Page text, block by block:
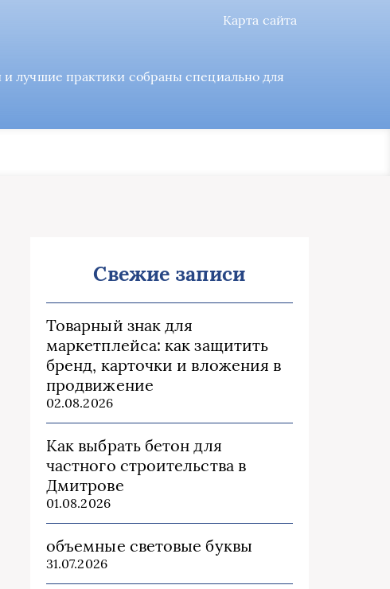
Карта сайта
лучшие практики собраны специально для
Свежие записи
Товарный знак для
маркетплейса: как защитить
бренд, карточки и вложения в
продвижение
02.08.2026
Как выбрать бетон для
частного строительства в
Дмитрове
01.08.2026
объемные световые буквы
31.07.2026